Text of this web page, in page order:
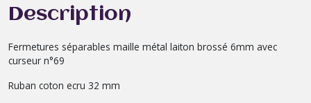
Description
Fermetures séparables maille métal laiton brossé 6mm avec
curseur n°69
Ruban coton ecru 32 mm